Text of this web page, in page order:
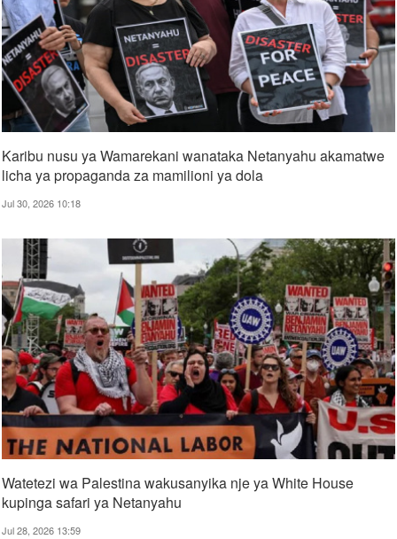
Karibu nusu ya Wamarekani wanataka Netanyahu akamatwe
licha ya propaganda za mamilioni ya dola
Jul 30, 2026 10:18
Watetezi wa Palestina wakusanyika nje ya White House
kupinga safari ya Netanyahu
Jul 28, 2026 13:59